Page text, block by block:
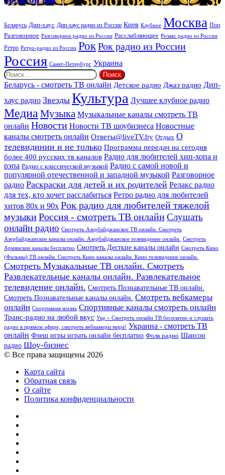
век
Беларусь Дип-хаус Дип-хаус радио из России Киев Клубное Москва Поп
Разговорное Разговорное радио из России Расслабляющее Релакс радио из России
Ретро Ретро-радио из России РокРок радио из России
Россия Санкт-Петербург Украина
Найти:
Беларусь - смотреть ТВ онлайн Детское радио Джаз радио Дип-
хаус радио Звезды Культура Лучшее клубное радио
Медиа Музыка Музыкальные каналы смотреть ТВ
онлайн Новости Новости ТВ шоубизнеса Новостные
каналы смотреть онлайн Ответы@liveTV.by Отдых О
телевидинии и не только Программа передач на сегодня
более 400 русских тв каналов Радио для любителей хип-хопа и
рэпа Радио с классической музыкой Радио с самой новой и
популярной отечественной и западной музыкой Разговорное
радио Раскраски для детей и их родителей Релакс радио
для тех, кто хочет расслабиться Ретро радио для любителей
хитов 80х и 90х Рок радио для любителей тяжелой
музыкиРоссия - смотреть ТВ онлайнСлушать
онлайн радио Смотреть Азербайджанское ТВ онлайн. Смотреть
Азербайджанские каналы онлайн. Азербайджанское телевидение онлайн.
Смотреть
Армянские каналы бесплатно Смотреть Десткие каналы онлайн Смотреть Кино
(Фильмы) ТВ онлайн. Смотреть Кино каналы онлайн. Кино телевидение онлайн.
Смотреть Музыкальные ТВ онлайн. Смотреть
Развлекательные каналы онлайн. Развлекательное
телевидение онлайн. Смотреть Познавательные ТВ онлайн.
Смотреть Познавательные каналы онлайн. Смотреть вебкамеры
онлайн Спортивная жизнь Спортивные каналы смотреть онлайн
Транс-радио на любой вкус Укр » Смотреть онлайн ТВ бесплатно и слушать
радио в прямом эфире, смотреть вебкамеры мира! Украина - смотреть ТВ
онлайн Флеш игры играть онлайн бесплатно Фолк радио Шансон
радио Шоу-бизнес
© Все права защищены 2026
Карта сайта
Обратная связь
О сайте
Политика конфиденциальности